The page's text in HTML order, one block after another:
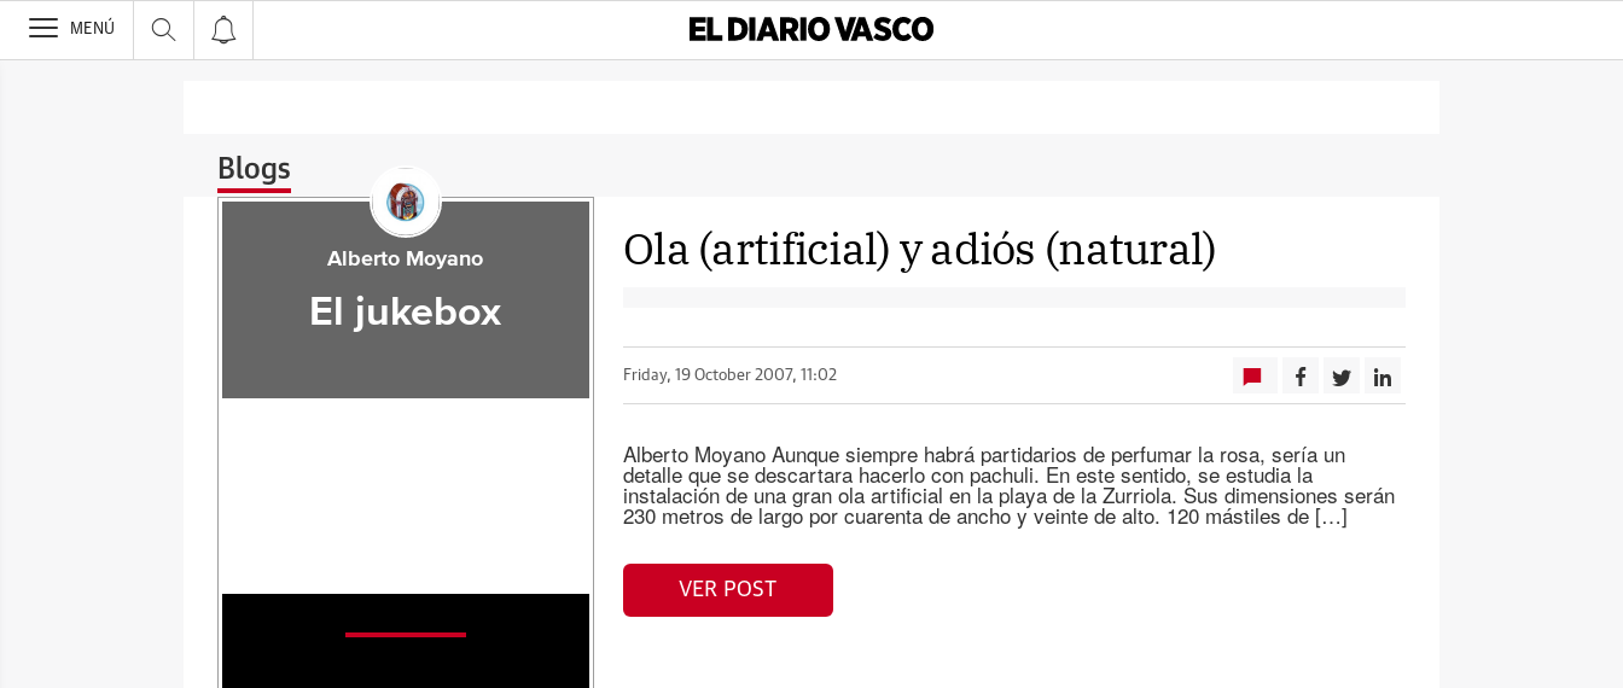
>
MENÚ
Blogs
Ola (artificial) y adiós (natural)
Friday, 19 October 2007, 11:02
Alberto Moyano Aunque siempre habrá partidarios de perfumar la rosa, sería un
detalle que se descartara hacerlo con pachuli. En este sentido, se estudia la
instalación de una gran ola artificial en la playa de la Zurriola. Sus dimensiones serán
230 metros de largo por cuarenta de ancho y veinte de alto. 120 mástiles de […]
VER POST
Alberto Moyano
El jukebox